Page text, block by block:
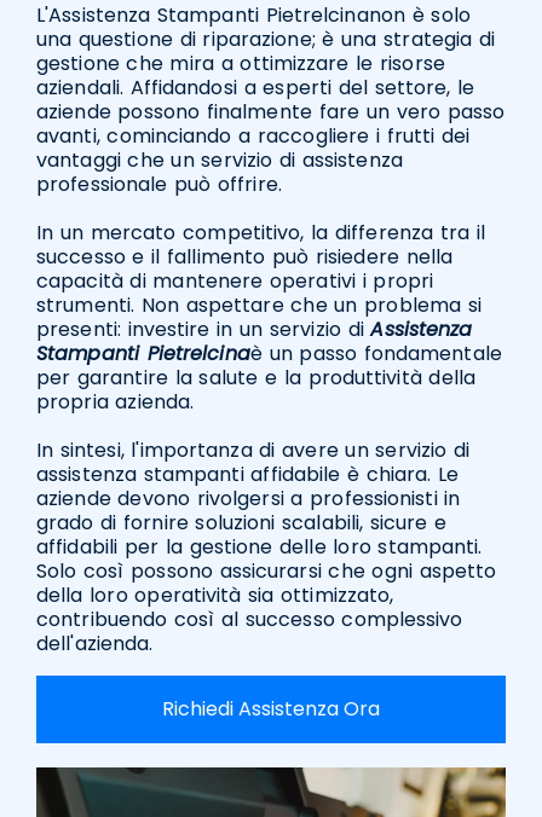
L'Assistenza Stampanti Pietrelcinanon è solo
una questione di riparazione; è una strategia di
gestione che mira a ottimizzare le risorse
aziendali. Affidandosi a esperti del settore, le
aziende possono finalmente fare un vero passo
avanti, cominciando a raccogliere i frutti dei
vantaggi che un servizio di assistenza
professionale può offrire.
In un mercato competitivo, la differenza tra il
successo e il fallimento può risiedere nella
capacità di mantenere operativi i propri
strumenti. Non aspettare che un problema si
presenti: investire in un servizio diAssistenza
Stampanti Pietrelcinaè un passo fondamentale
per garantire la salute e la produttività della
propria azienda.
In sintesi, l'importanza di avere un servizio di
assistenza stampanti affidabile è chiara. Le
aziende devono rivolgersi a professionisti in
grado di fornire soluzioni scalabili, sicure e
affidabili per la gestione delle loro stampanti.
Solo così possono assicurarsi che ogni aspetto
della loro operatività sia ottimizzato,
contribuendo così al successo complessivo
dell'azienda.
Richiedi Assistenza Ora